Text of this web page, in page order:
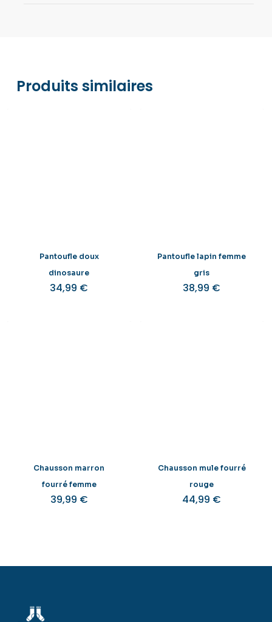
Produits similaires
Pantoufle doux
dinosaure
34,99 €
Pantoufle lapin femme
gris
38,99 €
Chausson marron
fourré femme
39,99 €
Chausson mule fourré
rouge
44,99 €